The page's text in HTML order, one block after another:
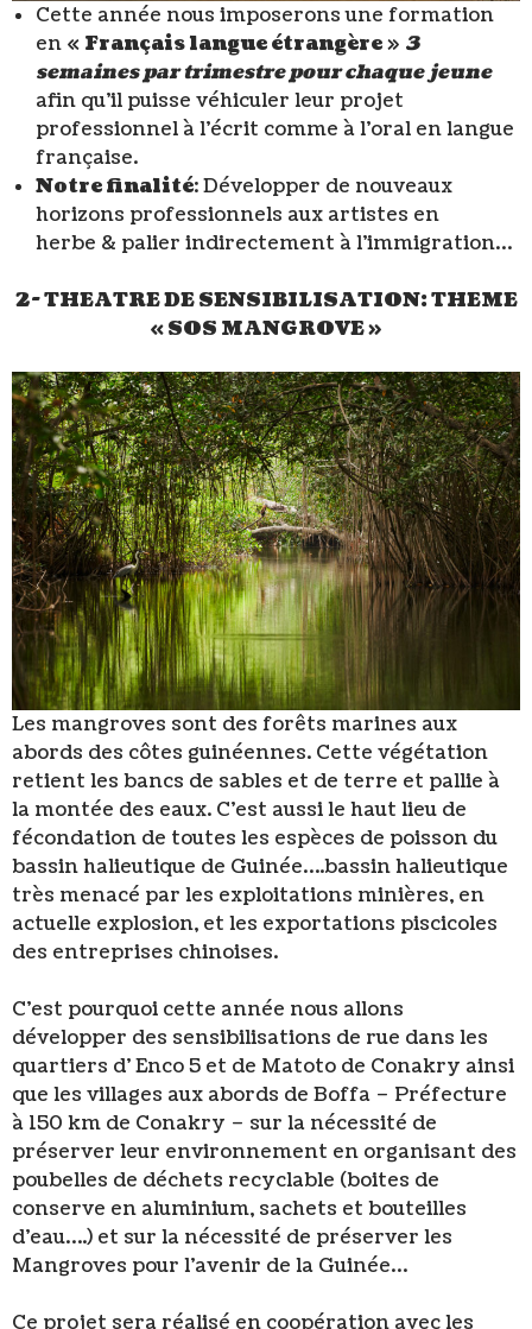
Cette année nous imposerons une formation
en « Français langue étrangère» 3
semaines par trimestre pour chaque jeune
afin qu’il puisse véhiculer leur projet
professionnel à l’écrit comme à l’oral en langue
française.
Notre finalité: Développer de nouveaux
horizons professionnels aux artistes en
herbe & palier indirectement à l’immigration…
2- THEATRE DE SENSIBILISATION: THEME
« SOS MANGROVE »
Les mangroves sont des forêts marines aux
abords des côtes guinéennes. Cette végétation
retient les bancs de sables et de terre et pallie à
la montée des eaux. C’est aussi le haut lieu de
fécondation de toutes les espèces de poisson du
bassin halieutique de Guinée….bassin halieutique
très menacé par les exploitations minières, en
actuelle explosion, et les exportations piscicoles
des entreprises chinoises.
C’est pourquoi cette année nous allons
développer des sensibilisations de rue dans les
quartiers d’ Enco 5 et de Matoto de Conakry ainsi
que les villages aux abords de Boffa – Préfecture
à 150 km de Conakry – sur la nécessité de
préserver leur environnement en organisant des
poubelles de déchets recyclable (boites de
conserve en aluminium, sachets et bouteilles
d’eau….) et sur la nécessité de préserver les
Mangroves pour l’avenir de la Guinée…
Ce projet sera réalisé en coopération avec les